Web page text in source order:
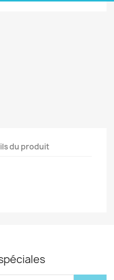
du produit